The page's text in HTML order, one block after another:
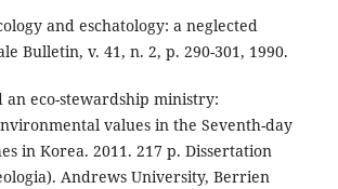
and eschatology: a neglected
Bulletin, v. 41, n. 2, p. 290-301, 1990.
an eco-stewardship ministry:
values in the Seventh-day
in Korea. 2011. 217 p. Dissertation
Andrews University, Berrien